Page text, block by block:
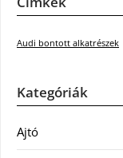
Audi bontott alkatrészek
Kategóriák
Ajtó